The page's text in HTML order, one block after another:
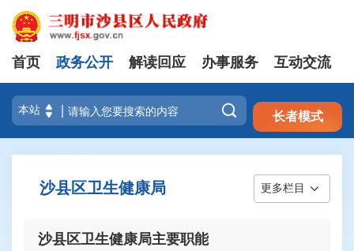
注册 登录
首页 政务公开 解读回应 办事服务 互动交流
 长者模式
沙县区卫生健康局 更多栏目
沙县区卫生健康局主要职能